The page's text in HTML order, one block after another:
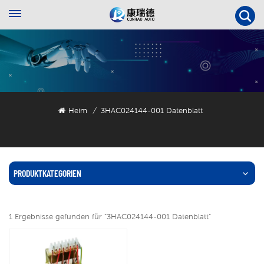
Heim / 3HAC024144-001 Datenblatt
PRODUKTKATEGORIEN
1 Ergebnisse gefunden für "3HAC024144-001 Datenblatt"